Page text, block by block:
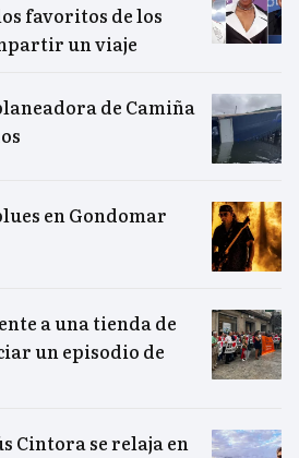
favoritos de los
un viaje
de Camiña
en Gondomar
a una tienda de
un episodio de
Cintora se relaja en